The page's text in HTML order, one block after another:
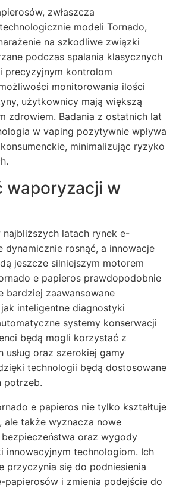
zwłaszcza
modeli Tornado,
na szkodliwe związki
podczas spalania klasycznych
precyzyjnym kontrolom
monitorowania ilości
użytkownicy mają większą
zdrowiem. Badania z ostatnich lat
w vaping pozytywnie wpływa
minimalizując ryzyko
waporyzacji w
najbliższych latach rynek e-
dynamicznie rosnąć, a innowacje
jeszcze silniejszym motorem
e papieros prawdopodobnie
bardziej zaawansowane
inteligentne diagnostyki
systemy konserwacji
będą mogli korzystać z
usług oraz szerokiej gamy
technologii będą dostosowane
potrzeb.
e papieros nie tylko kształtuje
ale także wyznacza nowe
oraz wygody
innowacyjnym technologiom. Ich
przyczynia się do podniesienia
papierosów i zmienia podejście do